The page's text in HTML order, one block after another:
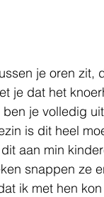
je oren zit,
je dat het
je volledig
is dit heel
aan min
snappen ze
ik met hen